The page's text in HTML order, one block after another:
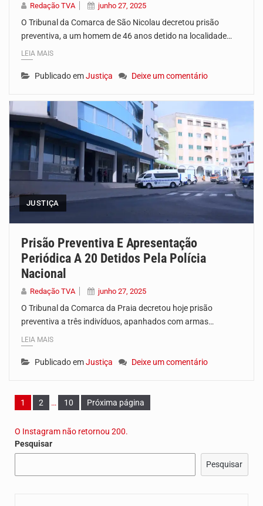
Redação TVA junho 27, 2025
O Tribunal da Comarca de São Nicolau decretou prisão
preventiva, a um homem de 46 anos detido na localidade…
LEIA MAIS
Publicado emJustiça Deixe um comentário
JUSTIÇA
Prisão Preventiva E Apresentação
Periódica A 20 Detidos Pela Polícia
Nacional
Redação TVA junho 27, 2025
O Tribunal da Comarca da Praia decretou hoje prisão
preventiva a três indivíduos, apanhados com armas…
LEIA MAIS
Publicado emJustiça Deixe um comentário
Página
1 Página
2 … Página
10 Próxima página
O Instagram não retornou 200.
Pesquisar
Pesquisar